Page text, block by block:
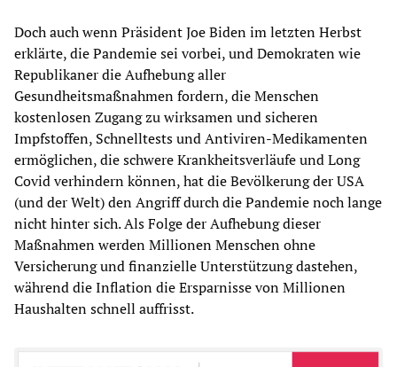
Doch auch wenn Präsident Joe Biden im letzten Herbst
erklärte, die Pandemie sei vorbei, und Demokraten wie
Republikaner die Aufhebung aller
Gesundheitsmaßnahmen fordern, die Menschen
kostenlosen Zugang zu wirksamen und sicheren
Impfstoffen, Schnelltests und Antiviren-Medikamenten
ermöglichen, die schwere Krankheitsverläufe und Long
Covid verhindern können, hat die Bevölkerung der USA
(und der Welt) den Angriff durch die Pandemie noch lange
nicht hinter sich. Als Folge der Aufhebung dieser
Maßnahmen werden Millionen Menschen ohne
Versicherung und finanzielle Unterstützung dastehen,
während die Inflation die Ersparnisse von Millionen
Haushalten schnell auffrisst.